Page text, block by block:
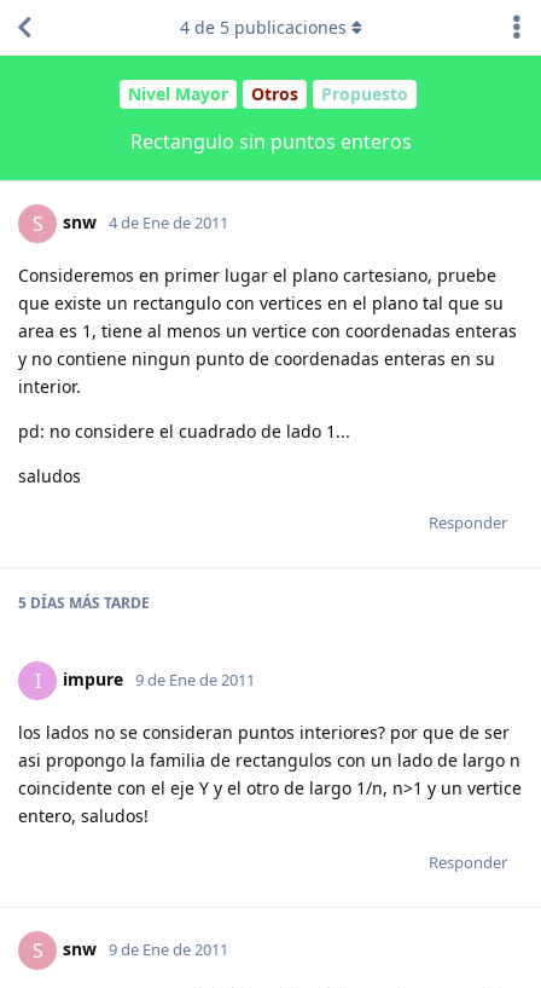
Nivel Mayor Otros Propuesto
Rectangulo sin puntos enteros
4de 5publicaciones
S snw 4 de Ene de 2011
Consideremos en primer lugar el plano cartesiano, pruebe
que existe un rectangulo con vertices en el plano tal que su
area es 1, tiene al menos un vertice con coordenadas enteras
y no contiene ningun punto de coordenadas enteras en su
interior.
pd: no considere el cuadrado de lado 1...
saludos
Responder
5 DÍAS MÁS TARDE
I impure 9 de Ene de 2011
los lados no se consideran puntos interiores? por que de ser
asi propongo la familia de rectangulos con un lado de largo n
coincidente con el eje Y y el otro de largo 1/n, n>1 y un vertice
entero, saludos!
Responder
S snw 9 de Ene de 2011